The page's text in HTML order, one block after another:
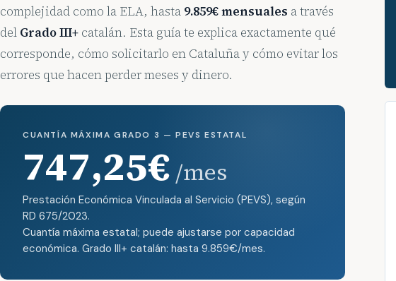
complejidad como la ELA, hasta 9.859€ mensuales a través
del Grado III+ catalán. Esta guía te explica exactamente qué
corresponde, cómo solicitarlo en Cataluña y cómo evitar los
errores que hacen perder meses y dinero.
CUANTÍA MÁXIMA GRADO 3 — PEVS ESTATAL
747,25€ /mes
Prestación Económica Vinculada al Servicio (PEVS), según
RD 675/2023.
Cuantía máxima estatal; puede ajustarse por capacidad
económica. Grado III+ catalán: hasta 9.859€/mes.